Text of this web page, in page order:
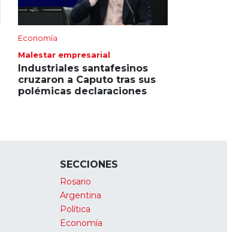
Economía
Malestar empresarial
Industriales santafesinos
cruzaron a Caputo tras sus
polémicas declaraciones
SECCIONES
Rosario
Argentina
Política
Economía